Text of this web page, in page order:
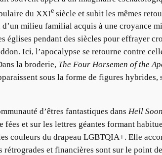
du XXIe siècle et subit les mêmes
milieu familial acquis à une croyance
églises pendant des siècles pour effrayer
Ici, l’apocalypse se retourne contre
la broderie, The Four Horsemen of the
sous la forme de figures
d’êtres fantastiques dans Hell Soon
fées et sur les lettres géantes formant
couleurs du drapeau LGBTQIA+. Elle
et financières sont sur le point